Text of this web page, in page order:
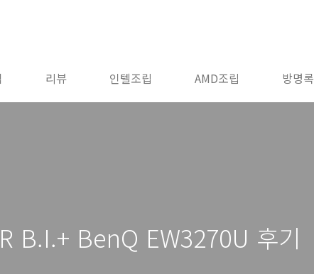
리뷰 인텔조립 AMD조립 방명록
B.I.+ BenQ EW3270U 후기